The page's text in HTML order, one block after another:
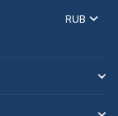
RUB